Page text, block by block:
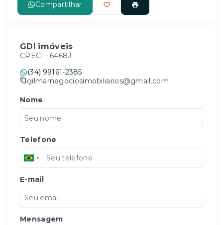
Compartilhar
GDI imóveis
CRECI - 6468J
(34) 99161-2385
gilmarnegociosimobiliarios@gmail.com
Nome
Telefone
E-mail
Mensagem